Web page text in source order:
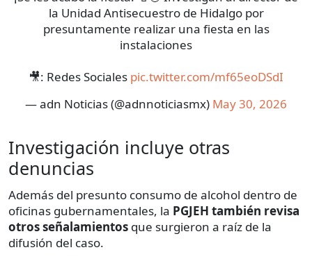
la Unidad Antisecuestro de Hidalgo por
presuntamente realizar una fiesta en las
instalaciones
🎥: Redes Sociales pic.twitter.com/mf65eoDSdI
— adn Noticias (@adnnoticiasmx) May 30, 2026
Investigación incluye otras
denuncias
Además del presunto consumo de alcohol dentro de
oficinas gubernamentales, la PGJEH también revisa
otros señalamientos que surgieron a raíz de la
difusión del caso.